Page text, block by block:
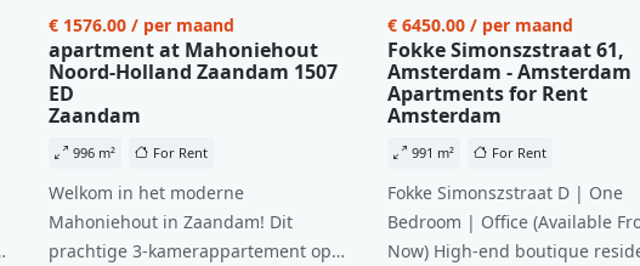
€ 1576.00 / per maand
apartment at Mahoniehout
Noord-Holland Zaandam 1507
ED
Zaandam
996 m² For Rent
Welkom in het moderne
Mahoniehout in Zaandam! Dit
prachtige 3-kamerappartement op
€ 6450.00 / per maand
Fokke Simonszstraat 61,
Amsterdam - Amsterdam
Apartments for Rent
Amsterdam
991 m² For Rent
Fokke Simonszstraat D | One
Bedroom | Office (Available
Now) High-end boutique